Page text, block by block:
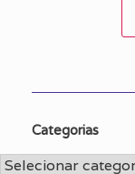
Categorias
Categorias